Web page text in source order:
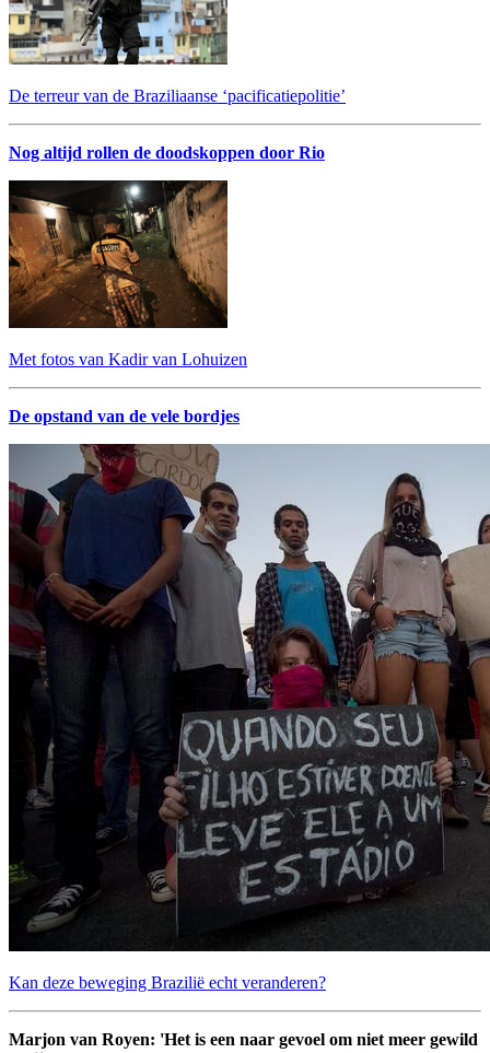
De terreur van de Braziliaanse ‘pacificatiepolitie’
Nog altijd rollen de doodskoppen door Rio
Met fotos van Kadir van Lohuizen
De opstand van de vele bordjes
Kan deze beweging Brazilië echt veranderen?
Marjon van Royen: 'Het is een naar gevoel om niet meer gewild